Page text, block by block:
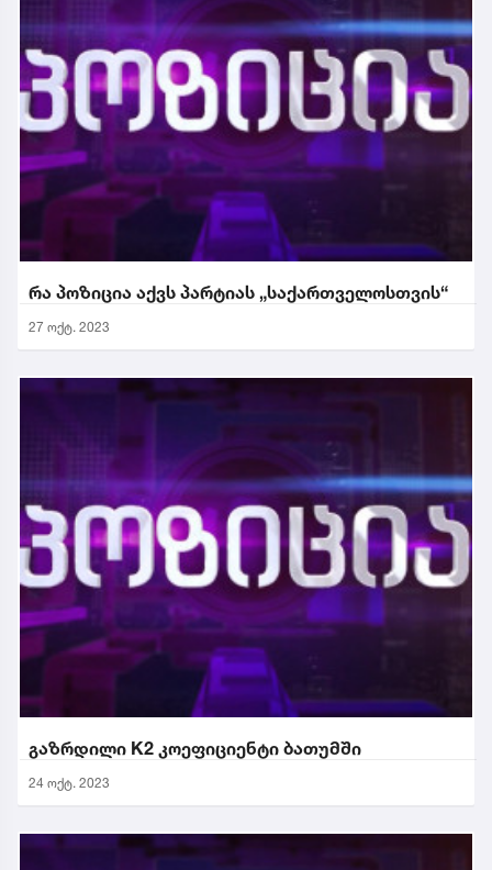
რა პოზიცია აქვს პარტიას „საქართველოსთვის“
27 ოქტ. 2023
გაზრდილი K2 კოეფიციენტი ბათუმში
24 ოქტ. 2023